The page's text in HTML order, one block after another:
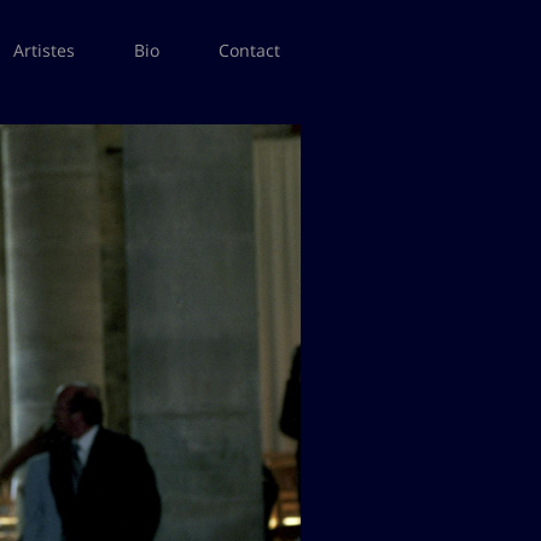
Artistes Bio Contact